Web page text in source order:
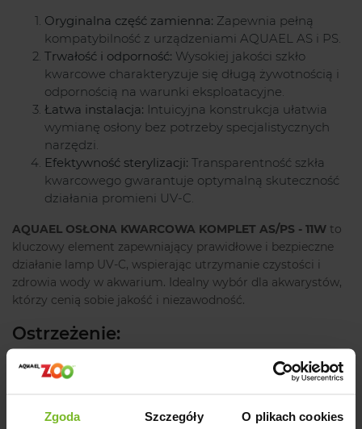
Zgoda Szczegóły O plikach cookies
Oryginalna część zamienna: Zapewnia pełną
kompatybilność z urządzeniami AQUAEL AS i PS.
Trwałość i odporność: Wysokiej jakości szkło
kwarcowe charakteryzuje się długą żywotnością i
odpornością na warunki eksploatacyjne.
Łatwa instalacja: Intuicyjna konstrukcja ułatwia
wymianę osłony bez potrzeby specjalistycznych
narzędzi.
Efektywność sterylizacji: Transparentność szkła
kwarcowego gwarantuje optymalną skuteczność
działania promieni UV-C.
AQUAEL OSŁONA KWARCOWA KOMPLET AS/PS - 11W to
kluczowy element zapewniający prawidłowe i bezpieczne
działanie lamp UV-C, wspierając utrzymanie czystości i
zdrowia wody w akwarium. Idealny wybór dla akwarystów,
którzy cenią sobie jakość i niezawodność.
Ostrzeżenie:
Produkt częściowo wykonany ze szkła, zawiera elementy
Producent